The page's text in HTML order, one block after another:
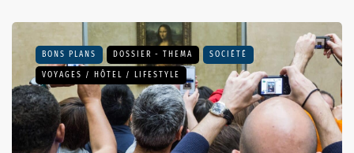
BONS PLANS DOSSIER - THEMA SOCIÉTÉ
VOYAGES / HÔTEL / LIFESTYLE